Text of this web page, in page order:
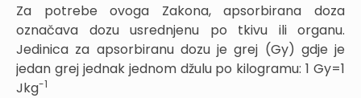
Za potrebe ovoga Zakona, apsorbirana doza
označava dozu usrednjenu po tkivu ili organu.
Jedinica za apsorbiranu dozu je grej (Gy) gdje je
jedan grej jednak jednom džulu po kilogramu: 1 Gy=1
Jkg-1